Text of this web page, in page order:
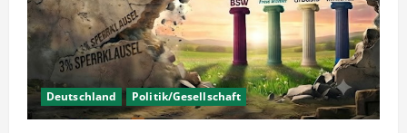
Deutschland Politik/Gesellschaft